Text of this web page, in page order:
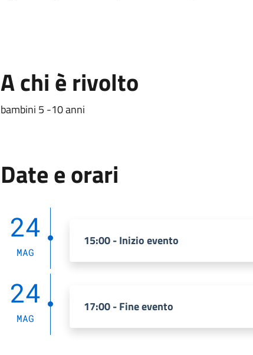
A chi è rivolto
bambini 5 -10 anni
Date e orari
24
MAG
15:00 - Inizio evento
24
MAG
17:00 - Fine evento